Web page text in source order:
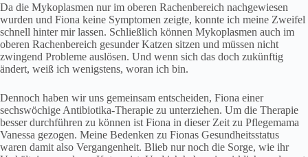
Da die Mykoplasmen nur im oberen Rachenbereich nachgewiesen
wurden und Fiona keine Symptomen zeigte, konnte ich meine Zweifel
schnell hinter mir lassen. Schließlich können Mykoplasmen auch im
oberen Rachenbereich gesunder Katzen sitzen und müssen nicht
zwingend Probleme auslösen. Und wenn sich das doch zukünftig
ändert, weiß ich wenigstens, woran ich bin.
Dennoch haben wir uns gemeinsam entscheiden, Fiona einer
sechswöchige Antibiotika-Therapie zu unterziehen. Um die Therapie
besser durchführen zu können ist Fiona in dieser Zeit zu Pflegemama
Vanessa gezogen. Meine Bedenken zu Fionas Gesundheitsstatus
waren damit also Vergangenheit. Blieb nur noch die Sorge, wie ihr